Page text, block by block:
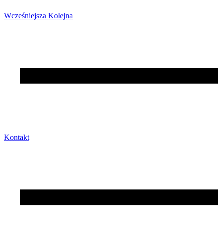
Wcześniejsza Kolejna
Kontakt